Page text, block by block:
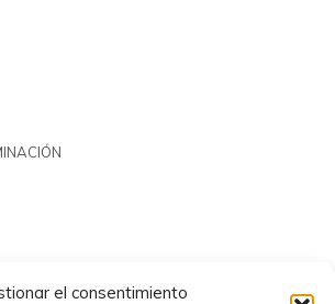
el consentimiento